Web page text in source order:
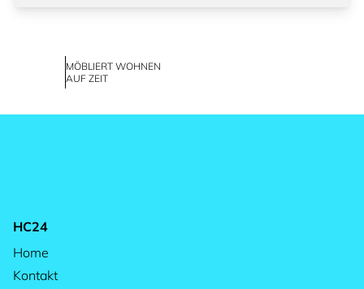
MÖBLIERT WOHNEN
AUF ZEIT
HC24
Home
Kontakt